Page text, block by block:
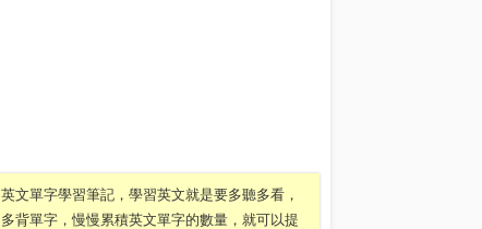
英文單字學習筆記，學習英文就是要多聽多看，
多背單字，慢慢累積英文單字的數量，就可以提